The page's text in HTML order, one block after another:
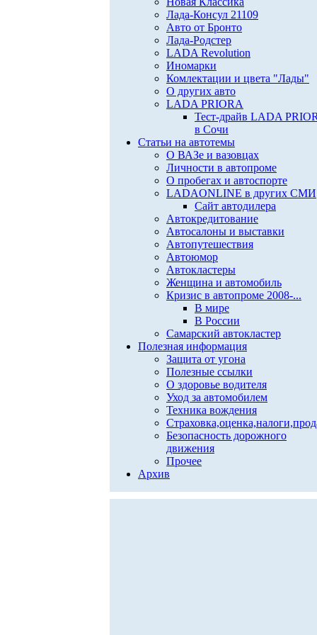
Лада-Консул 21109
Авто от Бронто
Лада-Родстер
LADA Revolution
Иномарки
Комлектации и цвета "Лады"
О других авто
LADA PRIORA
Тест-драйв LADA
в Сочи
Статьи на автотемы
О ВАЗе и вазовцах
Личности в автопроме
О пробегах и автоспорте
LADAONLINE в других СМИ
Сайт автодилера
Автокредитование
Автосалоны и выставки
Автопутешествия
Автоюмор
Автокластеры
Женщина и автомобиль
Кризис в автопроме 2008-...
В мире
В России
Самарский автокластер
Полезная информация
Защита от угона
Полезные ссылки
О здоровье водителя
Уход за автомобилем
Техника вождения
Безопасность дорожного
движения
Прочее
Архив